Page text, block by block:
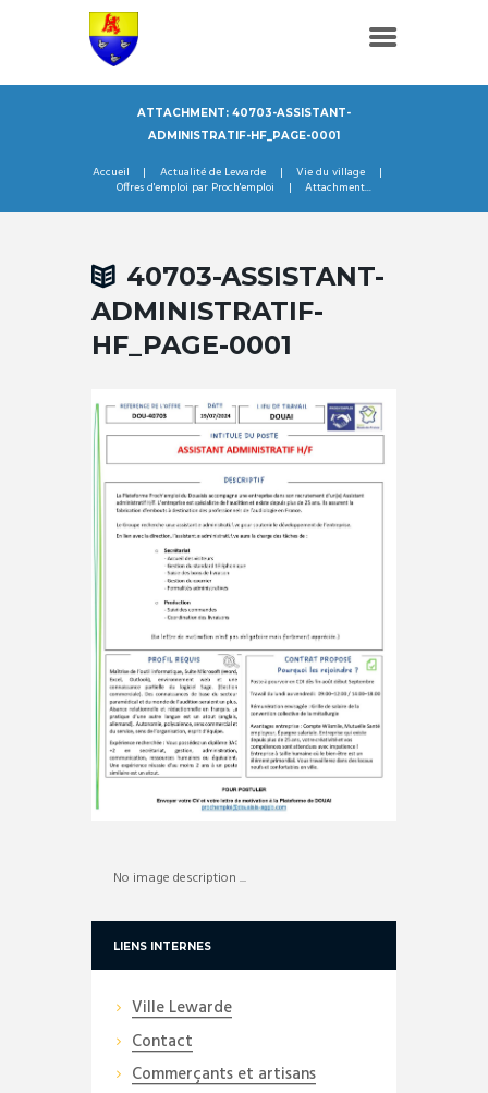
ATTACHMENT: 40703-ASSISTANT-
ADMINISTRATIF-HF_PAGE-0001
Accueil Actualité de Lewarde
Vie du village
Offres d'emploi par Proch'emploi
Attachment...
40703-ASSISTANT-
ADMINISTRATIF-
HF_PAGE-0001
No image description ...
LIENS INTERNES
Ville Lewarde
Contact
Commerçants et artisans